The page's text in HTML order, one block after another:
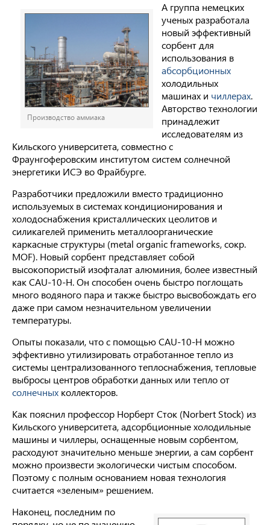
Производство аммиака
А группа немецких
ученых разработала
новый эффективный
сорбент для
использования в
абсорбционных
холодильных
машинах и чиллерах.
Авторство технологии
принадлежит
исследователям из
Кильского университета, совместно с
Фраунгоферовским институтом систем солнечной
энергетики ИСЭ во Фрайбурге.
Разработчики предложили вместо традиционно
используемых в системах кондиционирования и
холодоснабжения кристаллических цеолитов и
силикагелей применить металлоорганические
каркасные структуры (metal organic frameworks, сокр.
MOF). Новый сорбент представляет собой
высокопористый изофталат алюминия, более известный
как CAU-10-H. Он способен очень быстро поглощать
много водяного пара и также быстро высвобождать его
даже при самом незначительном увеличении
температуры.
Опыты показали, что с помощью CAU-10-H можно
эффективно утилизировать отработанное тепло из
системы централизованного теплоснабжения, тепловые
выбросы центров обработки данных или тепло от
солнечных коллекторов.
Как пояснил профессор Норберт Сток (Norbert Stock) из
Кильского университета, адсорбционные холодильные
машины и чиллеры, оснащенные новым сорбентом,
расходуют значительно меньше энергии, а сам сорбент
можно произвести экологически чистым способом.
Поэтому с полным основанием новая технология
считается «зеленым» решением.
Наконец, последним по